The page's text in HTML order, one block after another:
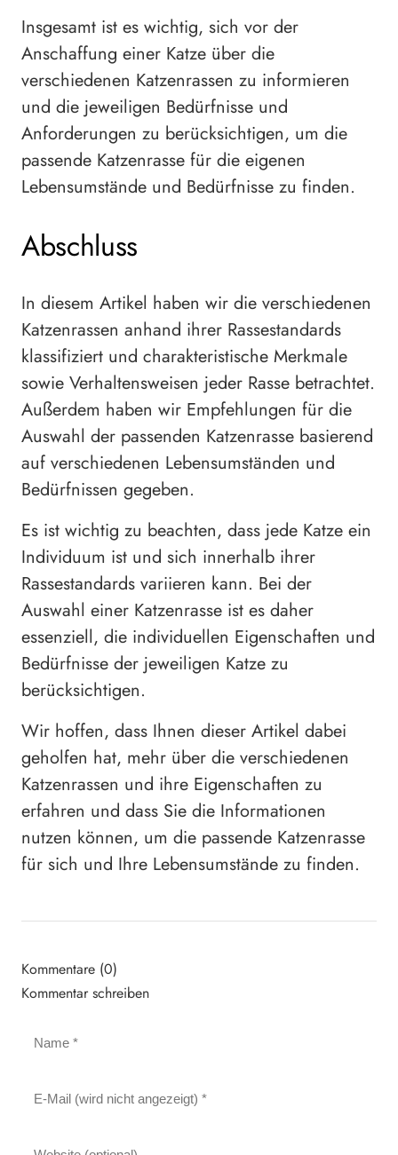
Insgesamt ist es wichtig, sich vor der
Anschaffung einer Katze über die
verschiedenen Katzenrassen zu informieren
und die jeweiligen Bedürfnisse und
Anforderungen zu berücksichtigen, um die
passende Katzenrasse für die eigenen
Lebensumstände und Bedürfnisse zu finden.
Abschluss
In diesem Artikel haben wir die verschiedenen
Katzenrassen anhand ihrer Rassestandards
klassifiziert und charakteristische Merkmale
sowie Verhaltensweisen jeder Rasse betrachtet.
Außerdem haben wir Empfehlungen für die
Auswahl der passenden Katzenrasse basierend
auf verschiedenen Lebensumständen und
Bedürfnissen gegeben.
Es ist wichtig zu beachten, dass jede Katze ein
Individuum ist und sich innerhalb ihrer
Rassestandards variieren kann. Bei der
Auswahl einer Katzenrasse ist es daher
essenziell, die individuellen Eigenschaften und
Bedürfnisse der jeweiligen Katze zu
berücksichtigen.
Wir hoffen, dass Ihnen dieser Artikel dabei
geholfen hat, mehr über die verschiedenen
Katzenrassen und ihre Eigenschaften zu
erfahren und dass Sie die Informationen
nutzen können, um die passende Katzenrasse
für sich und Ihre Lebensumstände zu finden.
Kommentare (0)
Kommentar schreiben